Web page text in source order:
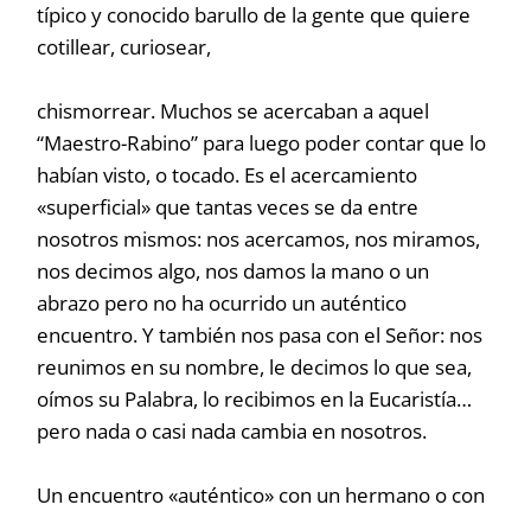
típico y conocido barullo de la gente que quiere
cotillear, curiosear,
chismorrear. Muchos se acercaban a aquel
“Maestro-Rabino” para luego poder contar que lo
habían visto, o tocado. Es el acercamiento
«superficial» que tantas veces se da entre
nosotros mismos: nos acercamos, nos miramos,
nos decimos algo, nos damos la mano o un
abrazo pero no ha ocurrido un auténtico
encuentro. Y también nos pasa con el Señor: nos
reunimos en su nombre, le decimos lo que sea,
oímos su Palabra, lo recibimos en la Eucaristía…
pero nada o casi nada cambia en nosotros.
Un encuentro «auténtico» con un hermano o con